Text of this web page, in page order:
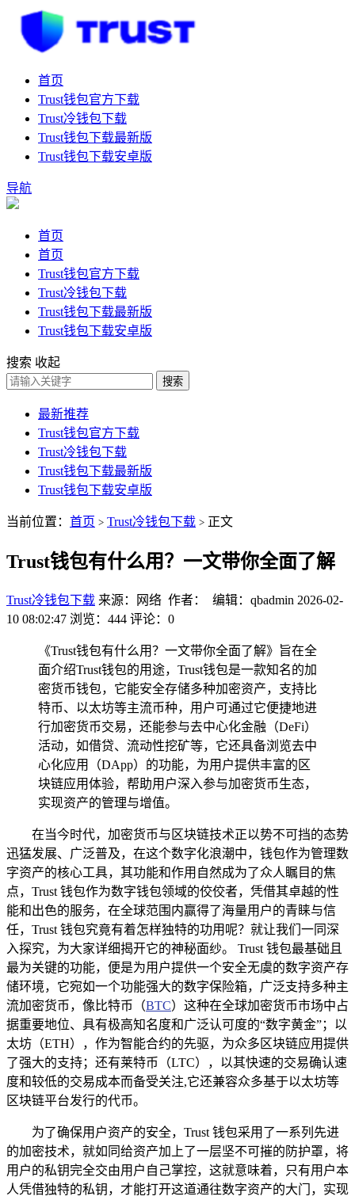
首页
Trust钱包官方下载
Trust冷钱包下载
Trust钱包下载最新版
Trust钱包下载安卓版
导航
首页
首页
Trust钱包官方下载
Trust冷钱包下载
Trust钱包下载最新版
Trust钱包下载安卓版
搜索 收起
搜索
最新推荐
Trust钱包官方下载
Trust冷钱包下载
Trust钱包下载最新版
Trust钱包下载安卓版
当前位置： 首页 > Trust冷钱包下载 > 正文
Trust钱包有什么用？一文带你全面了解
Trust冷钱包下载 来源：网络 作者： 编辑：qbadmin 2026-02-
10 08:02:47 浏览：444 评论：0
《Trust钱包有什么用？一文带你全面了解》旨在全
面介绍Trust钱包的用途，Trust钱包是一款知名的加
密货币钱包，它能安全存储多种加密资产，支持比
特币、以太坊等主流币种，用户可通过它便捷地进
行加密货币交易，还能参与去中心化金融（DeFi）
活动，如借贷、流动性挖矿等，它还具备浏览去中
心化应用（DApp）的功能，为用户提供丰富的区
块链应用体验，帮助用户深入参与加密货币生态，
实现资产的管理与增值。
在当今时代，加密货币与区块链技术正以势不可挡的态势
迅猛发展、广泛普及，在这个数字化浪潮中，钱包作为管理数
字资产的核心工具，其功能和作用自然成为了众人瞩目的焦
点，Trust 钱包作为数字钱包领域的佼佼者，凭借其卓越的性
能和出色的服务，在全球范围内赢得了海量用户的青睐与信
任，Trust 钱包究竟有着怎样独特的功用呢？就让我们一同深
入探究，为大家详细揭开它的神秘面纱。 Trust 钱包最基础且
最为关键的功能，便是为用户提供一个安全无虞的数字资产存
储环境，它宛如一个功能强大的数字保险箱，广泛支持多种主
流加密货币，像比特币（BTC）这种在全球加密货币市场中占
据重要地位、具有极高知名度和广泛认可度的“数字黄金”；以
太坊（ETH），作为智能合约的先驱，为众多区块链应用提供
了强大的支持；还有莱特币（LTC），以其快速的交易确认速
度和较低的交易成本而备受关注,它还兼容众多基于以太坊等
区块链平台发行的代币。
为了确保用户资产的安全，Trust 钱包采用了一系列先进
的加密技术，就如同给资产加上了一层坚不可摧的防护罩，将
用户的私钥完全交由用户自己掌控，这就意味着，只有用户本
人凭借独特的私钥，才能打开这道通往数字资产的大门，实现